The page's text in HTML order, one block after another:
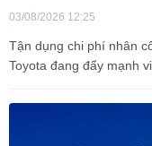
03/08/2026 12:25
Tận dụng chi phí nhân
Toyota đang đẩy mạnh